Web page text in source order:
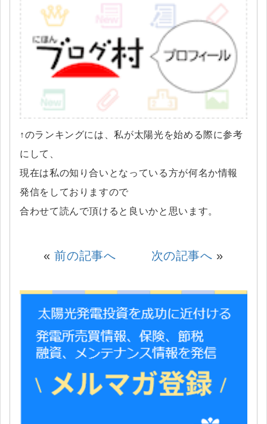
↑のランキングには、私が太陽光を始める際に参考
にして、
現在は私の知り合いとなっている方が何名か情報
発信をしておりますので
合わせて読んで頂けると良いかと思います。
«前の記事へ 次の記事へ »